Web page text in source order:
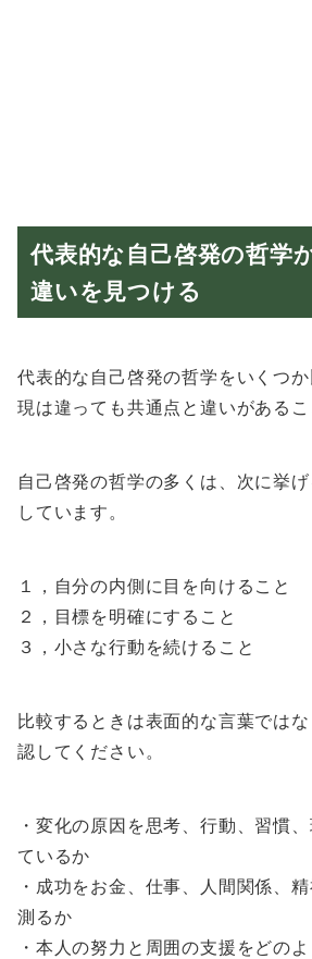
代表的な自己啓発の哲学
違いを見つける
代表的な自己啓発の哲学をいくつ
現は違っても共通点と違いがあるこ
自己啓発の哲学の多くは、次に挙
しています。
１，自分の内側に目を向けること
２，目標を明確にすること
３，小さな行動を続けること
比較するときは表面的な言葉では
認してください。
・変化の原因を思考、行動、習慣
ているか
・成功をお金、仕事、人間関係、
測るか
・本人の努力と周囲の支援をどの